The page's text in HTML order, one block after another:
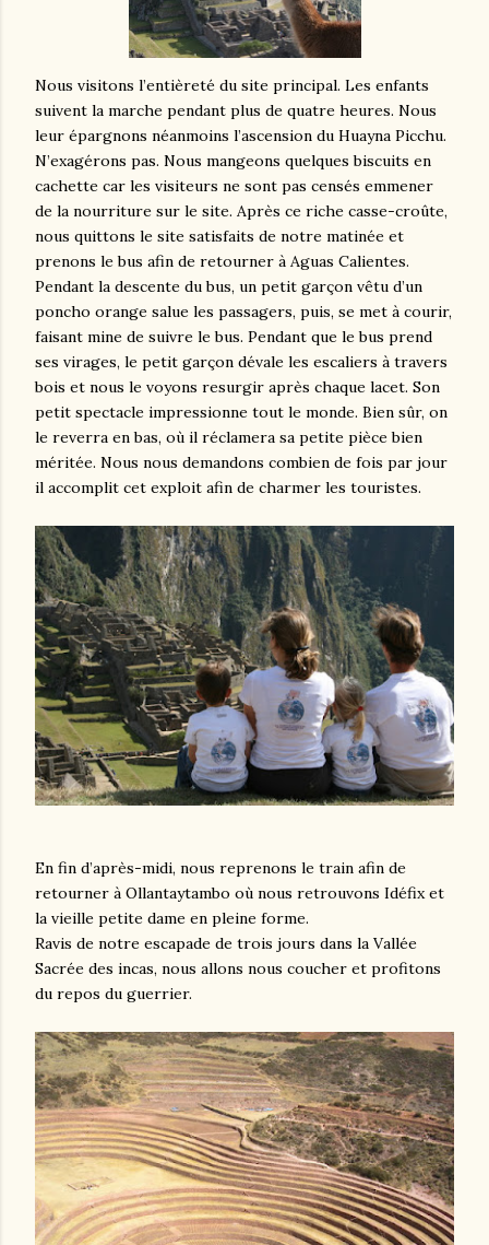
Nous visitons l’entièreté du site principal. Les enfants
suivent la marche pendant plus de quatre heures. Nous
leur épargnons néanmoins l’ascension du Huayna Picchu.
N’exagérons pas. Nous mangeons quelques biscuits en
cachette car les visiteurs ne sont pas censés emmener
de la nourriture sur le site. Après ce riche casse-croûte,
nous quittons le site satisfaits de notre matinée et
prenons le bus afin de retourner à Aguas Calientes.
Pendant la descente du bus, un petit garçon vêtu d’un
poncho orange salue les passagers, puis, se met à courir,
faisant mine de suivre le bus. Pendant que le bus prend
ses virages, le petit garçon dévale les escaliers à travers
bois et nous le voyons resurgir après chaque lacet. Son
petit spectacle impressionne tout le monde. Bien sûr, on
le reverra en bas, où il réclamera sa petite pièce bien
méritée. Nous nous demandons combien de fois par jour
il accomplit cet exploit afin de charmer les touristes.
En fin d’après-midi, nous reprenons le train afin de
retourner à Ollantaytambo où nous retrouvons Idéfix et
la vieille petite dame en pleine forme.
Ravis de notre escapade de trois jours dans la Vallée
Sacrée des incas, nous allons nous coucher et profitons
du repos du guerrier.